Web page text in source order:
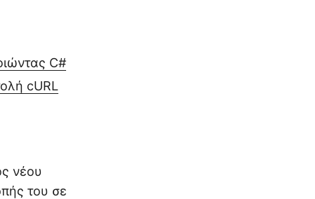
C#
cURL
νέου
του σε